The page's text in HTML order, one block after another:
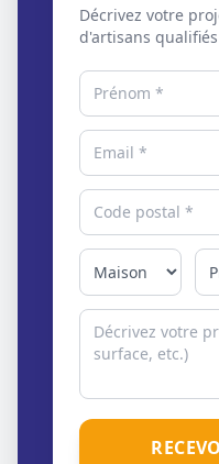
Décrivez votre
d'artisans